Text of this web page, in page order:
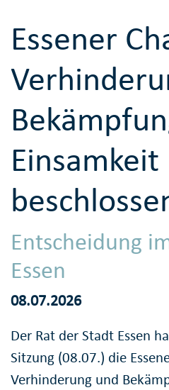
Essener
Einsamkeit
Entscheidung
Essen
08.07.2026
Der Rat der Stadt Essen
Sitzung (08.07.) die
Verhinderung und